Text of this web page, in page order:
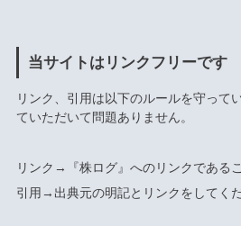
当サイトはリンクフリーです
リンク、引用は以下のルールを守って
ていただいて問題ありません。
リンク→『株ログ』へのリンクである
引用→出典元の明記とリンクをしてくだ